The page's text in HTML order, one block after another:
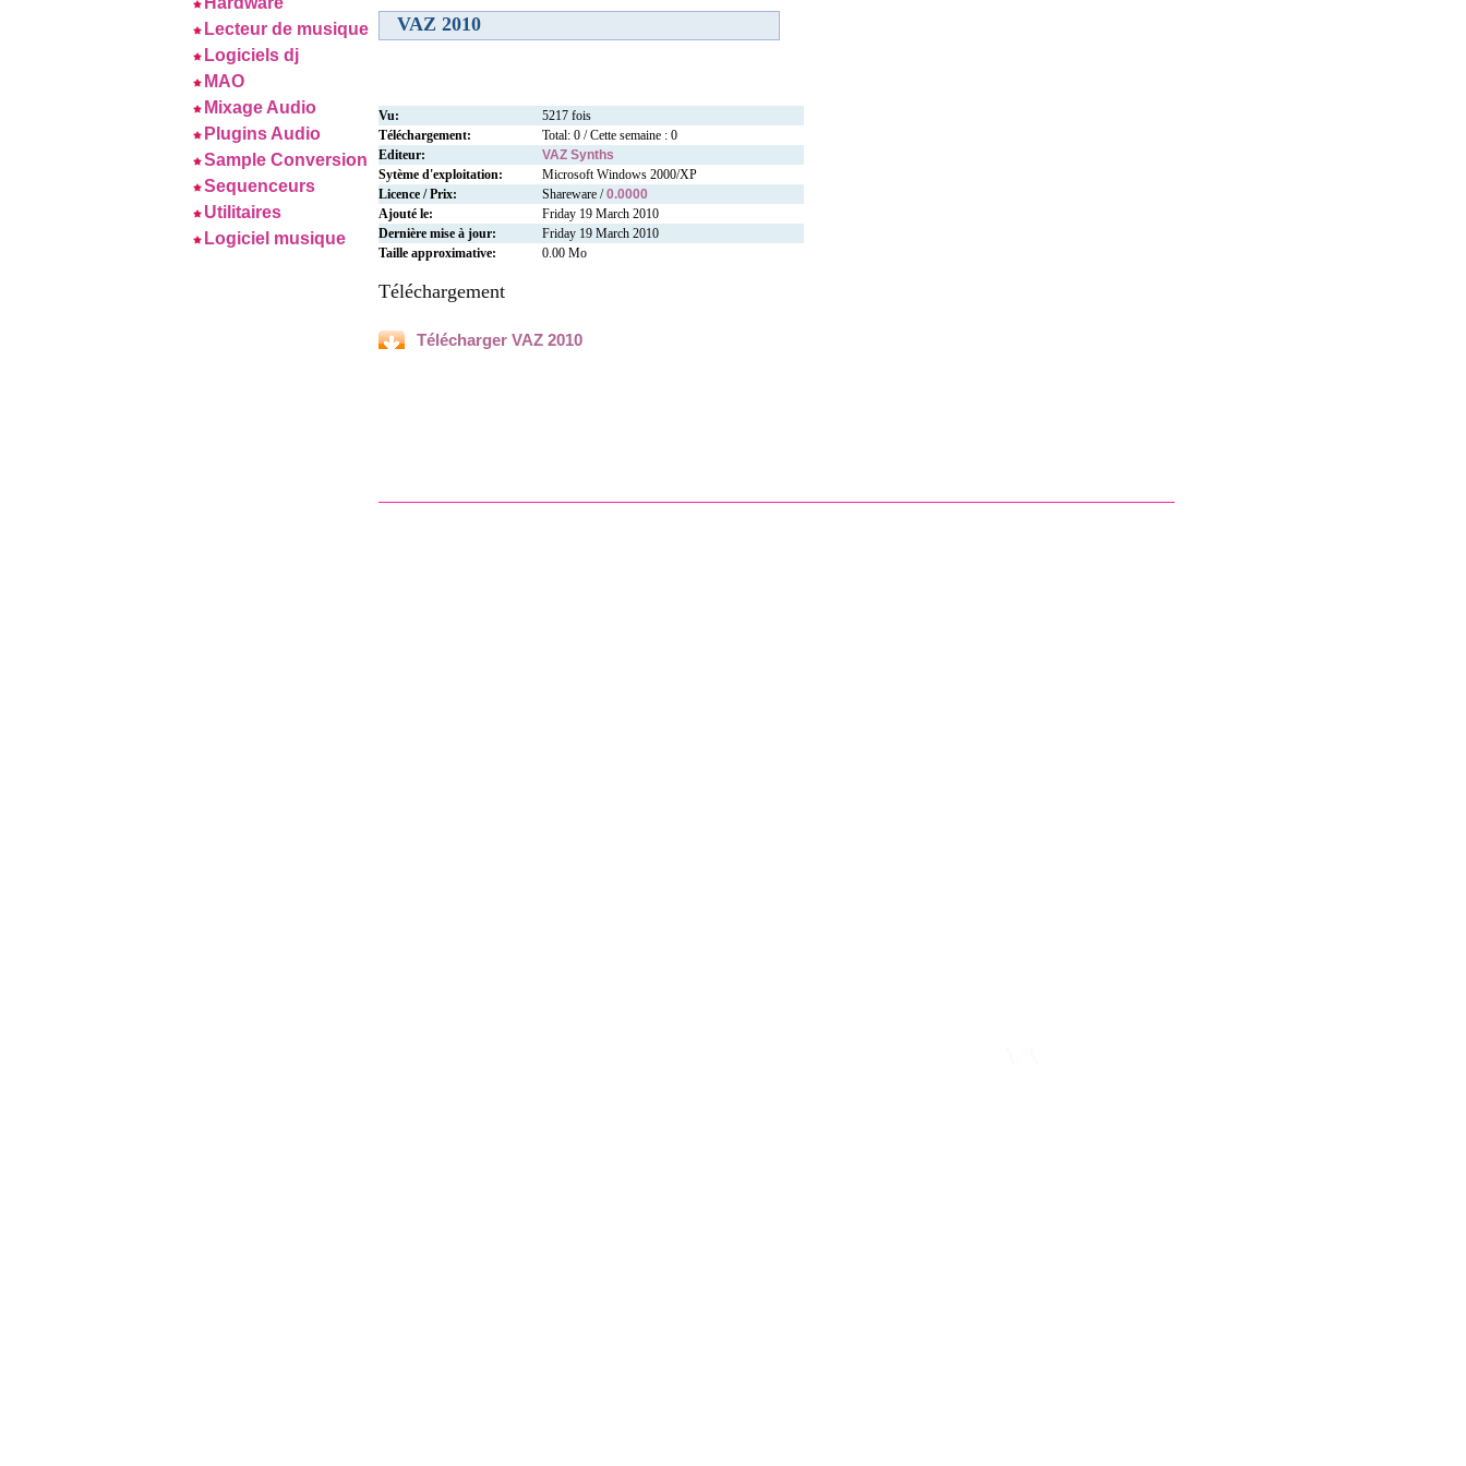
Lecteur de musique
Logiciels dj
MAO
Mixage Audio
Plugins Audio
Sample Conversion
Sequenceurs
Utilitaires
Logiciel musique
VAZ 2010
Vu:
5217 fois
Téléchargement:
Total: 0 / Cette semaine : 0
Editeur:
VAZ Synths
Sytème d'exploitation:
Microsoft Windows 2000/XP
Licence / Prix:
Shareware /0.0000
Ajouté le:
Friday 19 March 2010
Dernière mise à jour:
Friday 19 March 2010
Taille approximative:
0.00 Mo
Téléchargement
Télécharger VAZ 2010